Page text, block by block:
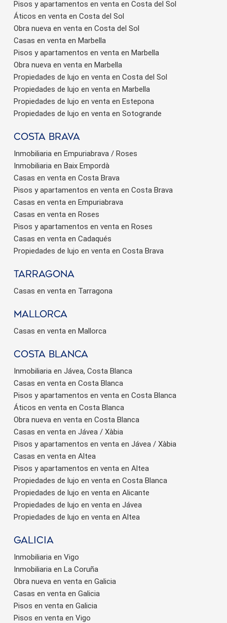
Pisos y apartamentos en venta en Costa del Sol
Áticos en venta en Costa del Sol
Obra nueva en venta en Costa del Sol
Casas en venta en Marbella
Pisos y apartamentos en venta en Marbella
Obra nueva en venta en Marbella
Propiedades de lujo en venta en Costa del Sol
Propiedades de lujo en venta en Marbella
Propiedades de lujo en venta en Estepona
Propiedades de lujo en venta en Sotogrande
Costa brava
Inmobiliaria en Empuriabrava / Roses
Inmobiliaria en Baix Empordà
Casas en venta en Costa Brava
Pisos y apartamentos en venta en Costa Brava
Casas en venta en Empuriabrava
Casas en venta en Roses
Pisos y apartamentos en venta en Roses
Casas en venta en Cadaqués
Propiedades de lujo en venta en Costa Brava
Tarragona
Casas en venta en Tarragona
Mallorca
Casas en venta en Mallorca
Costa Blanca
Inmobiliaria en Jávea, Costa Blanca
Casas en venta en Costa Blanca
Pisos y apartamentos en venta en Costa Blanca
Áticos en venta en Costa Blanca
Obra nueva en venta en Costa Blanca
Casas en venta en Jávea / Xàbia
Pisos y apartamentos en venta en Jávea / Xàbia
Casas en venta en Altea
Pisos y apartamentos en venta en Altea
Propiedades de lujo en venta en Costa Blanca
Propiedades de lujo en venta en Alicante
Propiedades de lujo en venta en Jávea
Propiedades de lujo en venta en Altea
Galicia
Inmobiliaria en Vigo
Inmobiliaria en La Coruña
Obra nueva en venta en Galicia
Casas en venta en Galicia
Pisos en venta en Galicia
Pisos en venta en Vigo